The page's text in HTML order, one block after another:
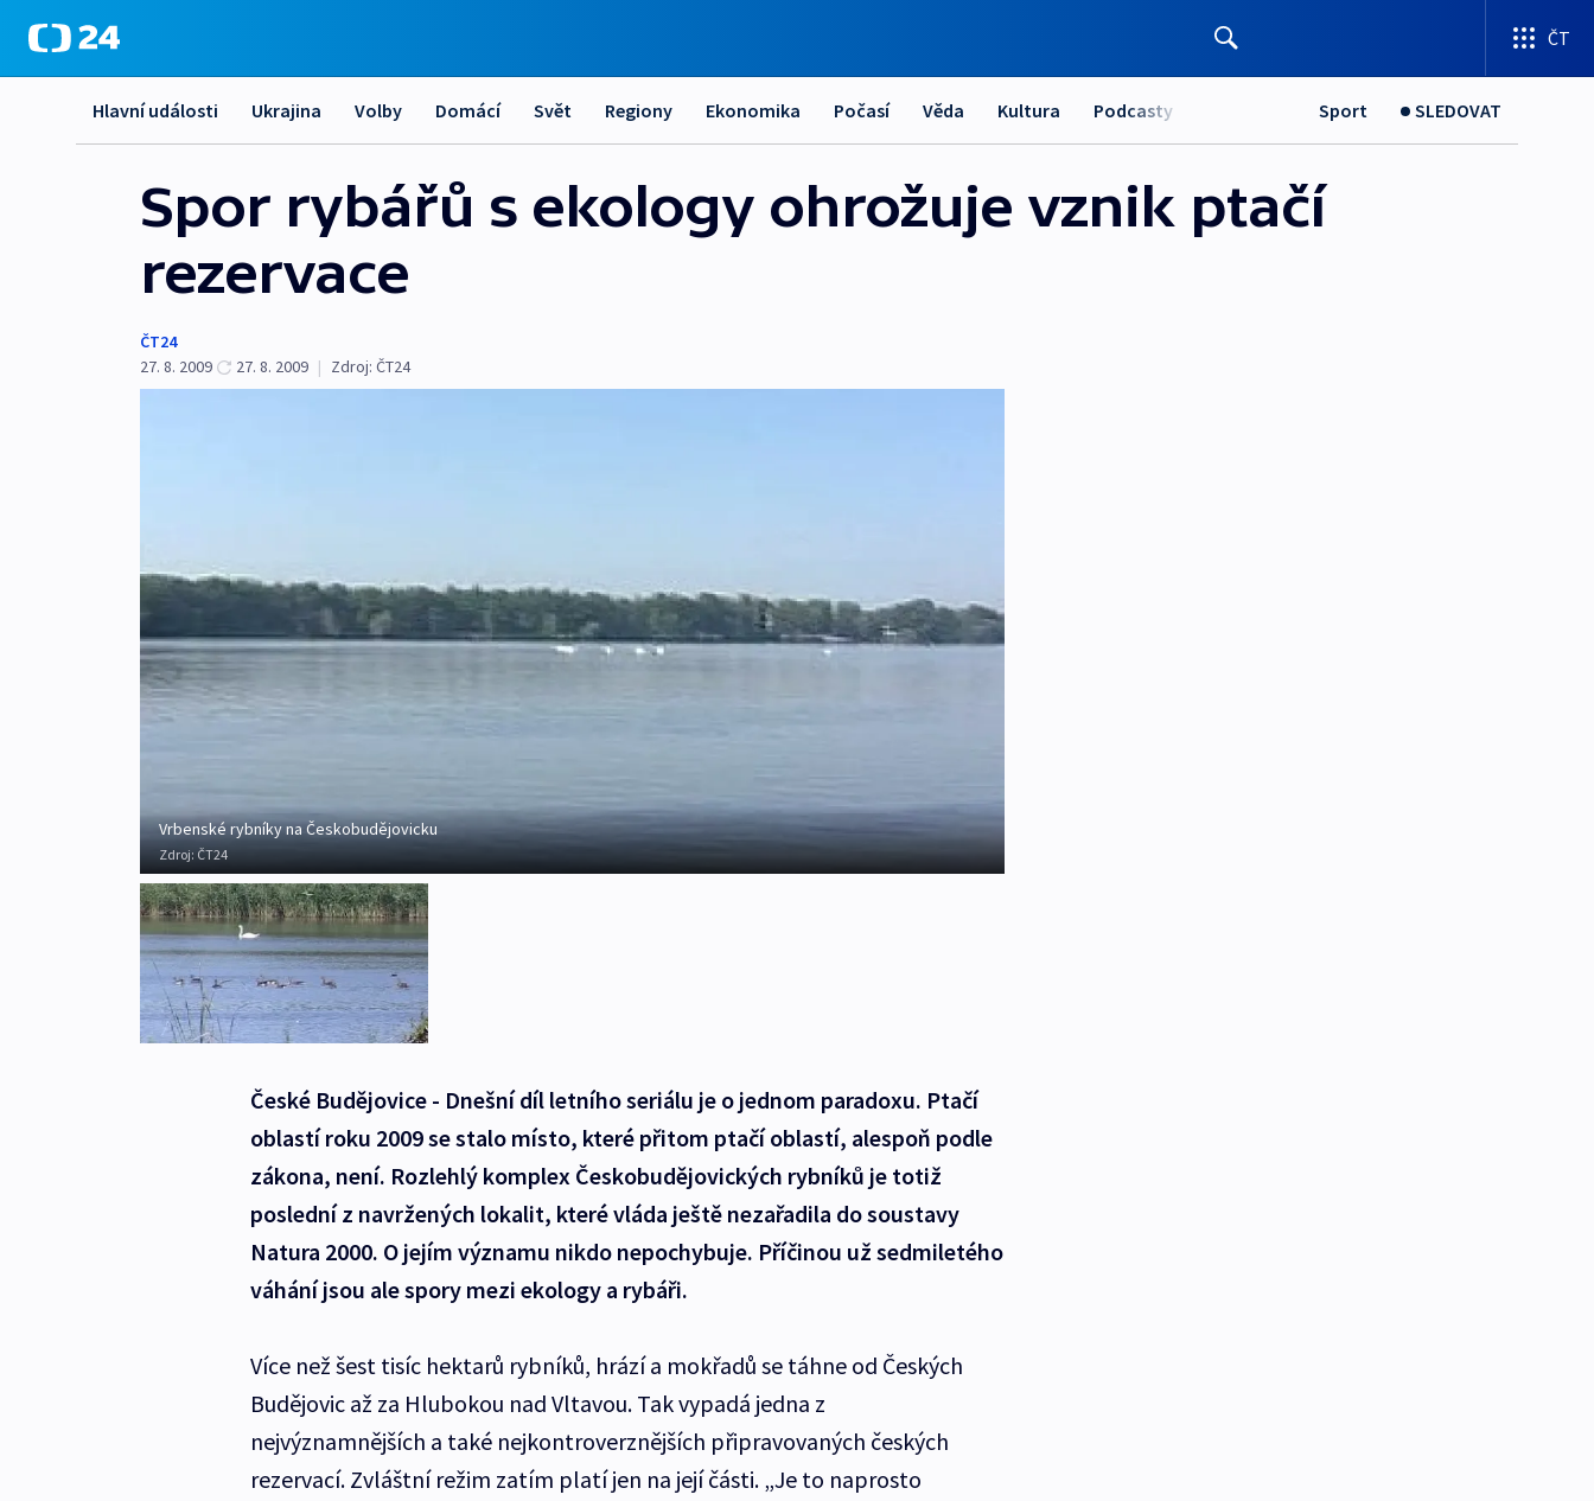
ČT
Hlavní události Ukrajina Volby Domácí Svět Regiony Ekonomika Počasí Věda Kultura Podcasty Sport SLEDOVAT
Spor rybářů s ekology ohrožuje vznik ptačí
rezervace
ČT24
27. 8. 2009
27. 8. 2009 | Zdroj: ČT24
Vrbenské rybníky na Českobudějovicku
Zdroj: ČT24
České Budějovice - Dnešní díl letního seriálu je o jednom paradoxu. Ptačí
oblastí roku 2009 se stalo místo, které přitom ptačí oblastí, alespoň podle
zákona, není. Rozlehlý komplex Českobudějovických rybníků je totiž
poslední z navržených lokalit, které vláda ještě nezařadila do soustavy
Natura 2000. O jejím významu nikdo nepochybuje. Příčinou už sedmiletého
váhání jsou ale spory mezi ekology a rybáři.
Více než šest tisíc hektarů rybníků, hrází a mokřadů se táhne od Českých
Budějovic až za Hlubokou nad Vltavou. Tak vypadá jedna z
nejvýznamnějších a také nejkontroverznějších připravovaných českých
rezervací. Zvláštní režim zatím platí jen na její části. „Je to naprosto